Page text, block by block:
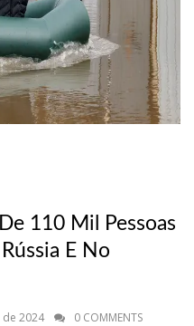
em greve em todo o Brasil
vídeo: “Te vejo no inferno”;
1º grau no rosto após celular
de Museus conta com
encontro com namorado
a distância
1ª Feira Folclórica no Centro
110 Mil Pessoas
E No
2024 0 COMMENTS